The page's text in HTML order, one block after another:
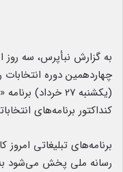
به گزارش نبأپرس، سه روز
چهاردهمین دوره
(یکشنبه ۲۷
کنداکتور برنامه‌های
برنامه‌های تبلیغاتی
رسانه ملی پخش می‌شود